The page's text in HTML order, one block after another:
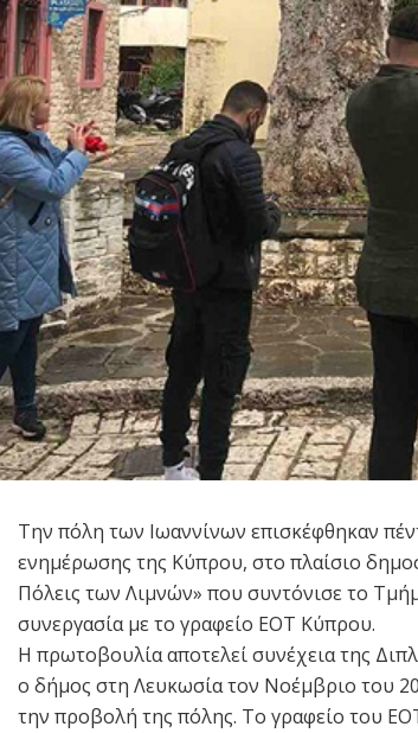
Την πόλη των Ιωαννίνων επισκέφθηκαν
ενημέρωσης της Κύπρου, στο πλαίσιο
Πόλεις των Λιμνών» που συντόνισε το
συνεργασία με το γραφείο ΕΟΤ Κύπρου.
Η πρωτοβουλία αποτελεί συνέχεια της
ο δήμος στη Λευκωσία τον Νοέμβριο του
την προβολή της πόλης. Το γραφείο του